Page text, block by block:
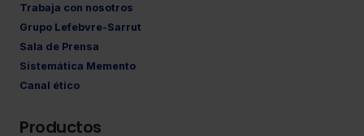
Trabaja con nosotros
Grupo Lefebvre-Sarrut
Sala de Prensa
Sistemática Memento
Canal ético
Productos